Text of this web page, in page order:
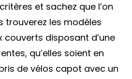
et sachez que l’on
trouverez les modèles
couverts disposant d’une
qu’elles soient en
de vélos capot avec un